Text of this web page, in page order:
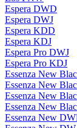
Espera DWD
Espera DWJ
Espera KDD
Espera KDJ
Espera Pro DWJ
Espera Pro KDJ
Essenza New
Essenza New
Essenza New
Essenza New
Essenza New